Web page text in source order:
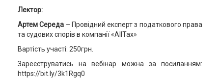
Лектор:
Артем Середа – Провідний експерт з податкового права
та судових спорів в компанії «AllTax»
Вартість участі: 250грн.
Зареєструватись на вебінар можна за посиланням:
https://bit.ly/3k1Rgq0